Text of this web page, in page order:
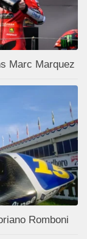
Marc Marquez
Romboni